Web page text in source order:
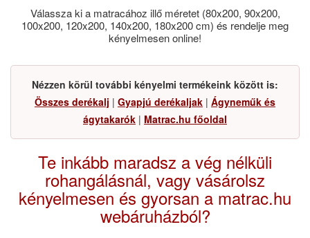
Válassza ki a matracához illő méretet (80x200, 90x200,
100x200, 120x200, 140x200, 180x200 cm) és rendelje meg
kényelmesen online!
Nézzen körül további kényelmi termékeink között is:
Összes derékalj | Gyapjú derékaljak | Ágyneműk és
ágytakarók | Matrac.hu főoldal
Te inkább maradsz a vég nélküli
rohangálásnál, vagy vásárolsz
kényelmesen és gyorsan a matrac.hu
webáruházból?